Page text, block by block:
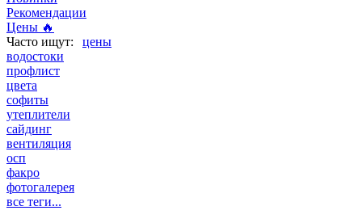
Рекомендации
Цены 🔥
цены
водостоки
профлист
цвета
софиты
утеплители
сайдинг
вентиляция
осп
факро
фотогалерея
все теги...